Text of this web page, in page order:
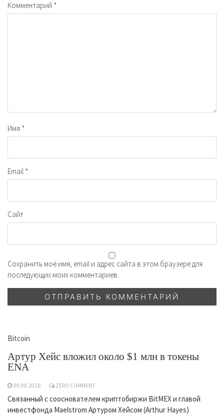
Комментарий *
Имя *
Email *
Сайт
Сохранить моё имя, email и адрес сайта в этом браузере для
последующих моих комментариев.
Bitcoin
Артур Хейс вложил около $1 млн в токены
ENA
09.08.2026 ZERO COMMENT
Связанный с сооснователем криптобиржи BitMEX и главой
инвестфонда Maelstrom Артуром Хейсом (Arthur Hayes)